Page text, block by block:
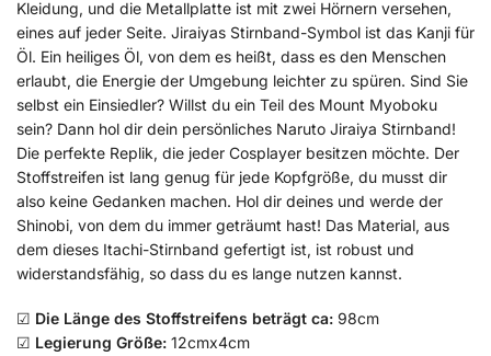
Kleidung, und die Metallplatte ist mit zwei Hörnern versehen,
eines auf jeder Seite. Jiraiyas Stirnband-Symbol ist das Kanji für
Öl. Ein heiliges Öl, von dem es heißt, dass es den Menschen
erlaubt, die Energie der Umgebung leichter zu spüren. Sind Sie
selbst ein Einsiedler? Willst du ein Teil des Mount Myoboku
sein? Dann hol dir dein persönliches Naruto Jiraiya Stirnband!
Die perfekte Replik, die jeder Cosplayer besitzen möchte. Der
Stoffstreifen ist lang genug für jede Kopfgröße, du musst dir
also keine Gedanken machen. Hol dir deines und werde der
Shinobi, von dem du immer geträumt hast! Das Material, aus
dem dieses Itachi-Stirnband gefertigt ist, ist robust und
widerstandsfähig, so dass du es lange nutzen kannst.
☑ Die Länge des Stoffstreifens beträgt ca: 98cm
☑ Legierung Größe: 12cmx4cm